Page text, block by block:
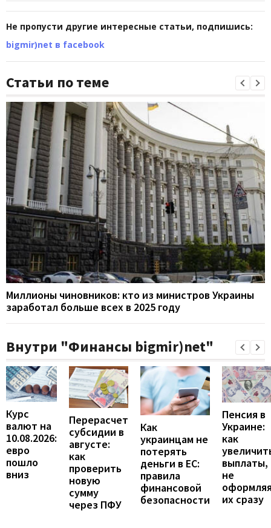
Не пропусти другие интересные статьи, подпишись:
bigmir)net в facebook
Статьи по теме
Миллионы чиновников: кто из министров Украины
заработал больше всех в 2025 году
Внутри "Финансы bigmir)net"
Курс
валют на
10.08.2026:
евро
пошло
вниз
Перерасчет
субсидии в
августе:
как
проверить
новую
сумму
через ПФУ
Как
украинцам не
потерять
деньги в ЕС:
правила
финансовой
безопасности
Пенсия в
Украине:
как
выплаты,
не
их сразу